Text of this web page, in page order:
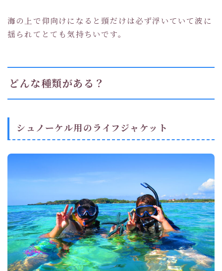
海の上で仰向けになると頭だけは必ず浮いていて波に
揺られてとても気持ちいです。
どんな種類がある？
シュノーケル用のライフジャケット